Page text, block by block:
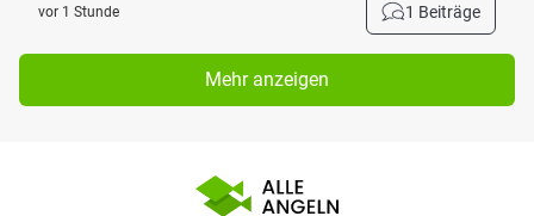
vor 1 Stunde 1 Beiträge
Mehr anzeigen